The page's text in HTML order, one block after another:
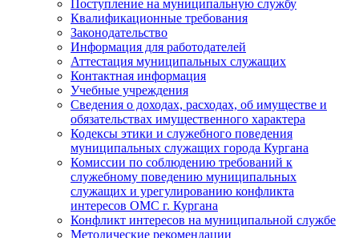
Поступление на муниципальную службу
Квалификационные требования
Законодательство
Информация для работодателей
Аттестация муниципальных служащих
Контактная информация
Учебные учреждения
Сведения о доходах, расходах, об имуществе и
обязательствах имущественного характера
Кодексы этики и служебного поведения
муниципальных служащих города Кургана
Комиссии по соблюдению требований к
служебному поведению муниципальных
служащих и урегулированию конфликта
интересов ОМС г. Кургана
Конфликт интересов на муниципальной службе
Методические рекомендации